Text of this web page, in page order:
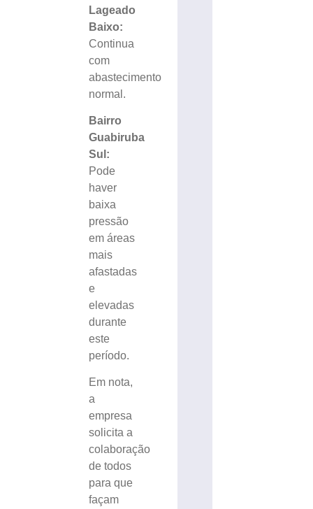
Lageado
Baixo:
Continua
com
abastecimento
normal.
Bairro
Guabiruba
Sul:
Pode
haver
baixa
pressão
em áreas
mais
afastadas
e
elevadas
durante
este
período.
Em nota,
a
empresa
solicita a
colaboração
de todos
para que
façam